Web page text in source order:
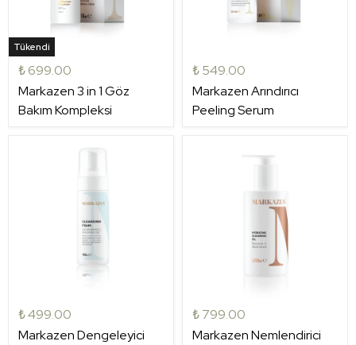
Tükendi
₺ 699.00
Markazen 3 in 1 Göz
Bakım Kompleksi
₺ 549.00
Markazen Arındırıcı
Peeling Serum
₺ 499.00
Markazen Dengeleyici
₺ 799.00
Markazen Nemlendirici